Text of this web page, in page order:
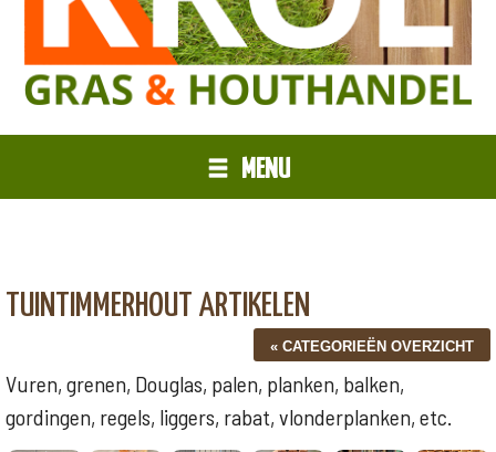
MENU
TUINTIMMERHOUT ARTIKELEN
Vuren, grenen, Douglas, palen, planken, balken,
gordingen, regels, liggers, rabat, vlonderplanken, etc.